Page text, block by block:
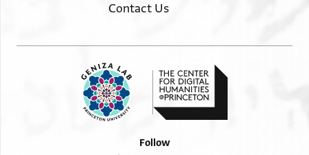
]יו וטענותיו בטילים
] שובר זה שיהיה //בידו// לזכות
בר]ורים ונאמנים כשני בני
Contact Us
Follow